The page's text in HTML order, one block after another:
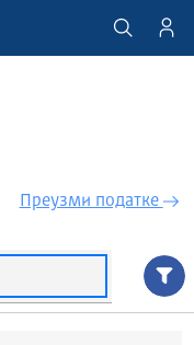
Преузми податкe